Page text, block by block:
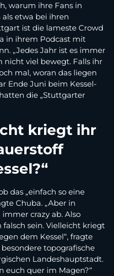
warum ihre Fans in
etwa bei ihren
ist die lameste Crowd
in ihrem Podcast mit
„Jedes Jahr ist es immer
nicht viel bewegt. Falls ihr
mal, woran das liegen
Ende Juni beim Kessel-
die „Stuttgarter
kriegt ihr
das „einfach so eine
Chuba. „Aber in
crazy ab. Also
sein. Vielleicht kriegt
dem Kessel“, fragte
topografische
Landeshauptstadt.
euch quer im Magen?“